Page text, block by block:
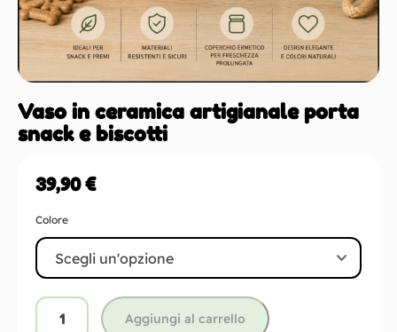
Vaso in ceramica artigianale porta
snack e biscotti
39,90€
Colore
Aggiungi al carrello